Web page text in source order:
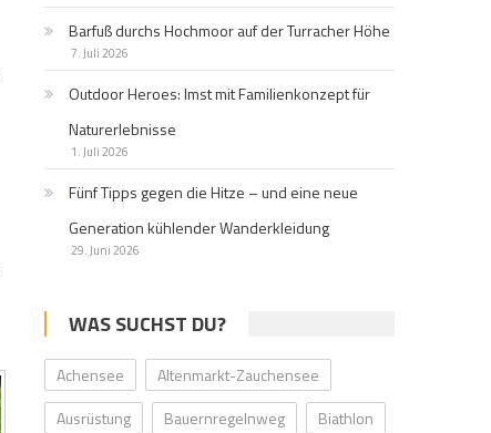
Barfuß durchs Hochmoor auf der Turracher Höhe
7. Juli 2026
Outdoor Heroes: Imst mit Familienkonzept für
Naturerlebnisse
1. Juli 2026
Fünf Tipps gegen die Hitze – und eine neue
Generation kühlender Wanderkleidung
29. Juni 2026
WAS SUCHST DU?
Achensee
Altenmarkt-Zauchensee
Ausrüstung
Bauernregelnweg
Biathlon